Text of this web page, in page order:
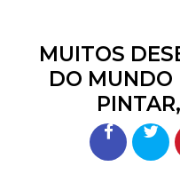
MUITOS
DO MUNDO